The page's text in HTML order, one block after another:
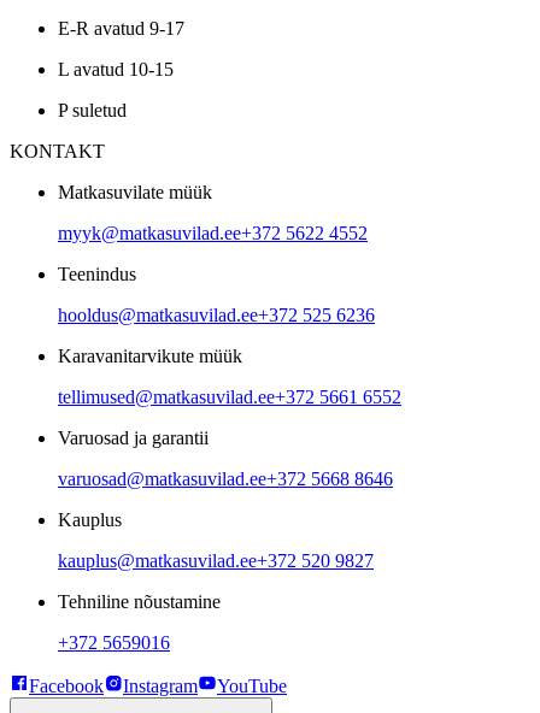
E-R avatud 9-17
L avatud 10-15
P suletud
KONTAKT
Matkasuvilate müük
myyk@matkasuvilad.ee+372 5622 4552
Teenindus
hooldus@matkasuvilad.ee+372 525 6236
Karavanitarvikute müük
tellimused@matkasuvilad.ee+372 5661 6552
Varuosad ja garantii
varuosad@matkasuvilad.ee+372 5668 8646
Kauplus
kauplus@matkasuvilad.ee+372 520 9827
Tehniline nõustamine
+372 5659016
Facebook Instagram YouTube